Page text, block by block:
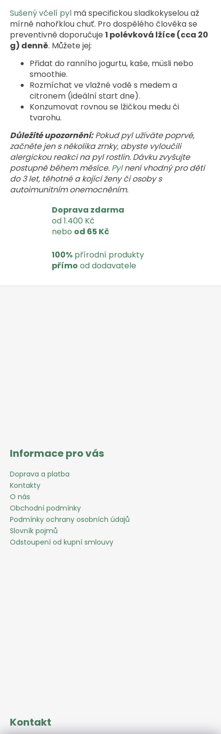
Sušený včelí pyl má specifickou sladkokyselou až
mírně nahořklou chuť. Pro dospělého člověka se
preventivně doporučuje 1 polévková lžíce (cca 20
g) denně. Můžete jej:
Přidat do ranního jogurtu, kaše, müsli nebo
smoothie.
Rozmíchat ve vlažné vodě s medem a
citronem (ideální start dne).
Konzumovat rovnou se lžičkou medu či
tvarohu.
Důležité upozornění:Pokud pyl užíváte poprvé,
začněte jen s několika zrnky, abyste vyloučili
alergickou reakci na pyl rostlin. Dávku zvyšujte
postupně během měsíce. Pylnení vhodný pro děti
do 3 let, těhotné a kojící ženy či osoby s
autoimunitním onemocněním.
Doprava zdarma
od 1.400 Kč
nebo od 65 Kč
100% přírodní produkty
přímo od dodavatele
Z
Informace pro vás
Doprava a platba
Kontakty
O nás
Obchodní podmínky
Podmínky ochrany osobních údajů
Slovník pojmů
Odstoupení od kupní smlouvy
Kontakt